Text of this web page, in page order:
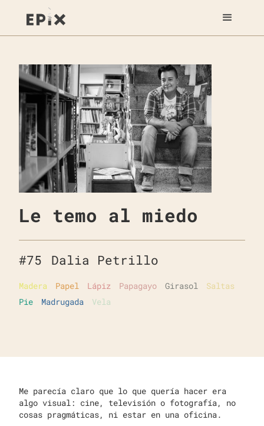
Le temo al miedo
#75 Dalia Petrillo
Madera Papel Lápiz Papagayo Girasol
Saltas
Pie
Madrugada Vela
Me parecía claro que lo que quería hacer era
algo visual: cine, televisión o fotografía, no
cosas pragmáticas, ni estar en una oficina.